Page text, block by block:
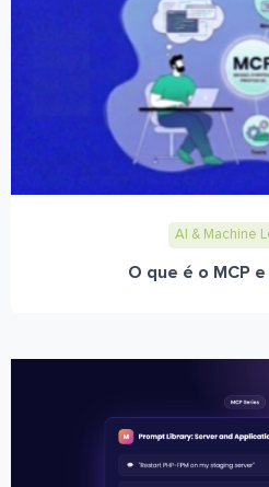
AI & Machine
O que é o MCP